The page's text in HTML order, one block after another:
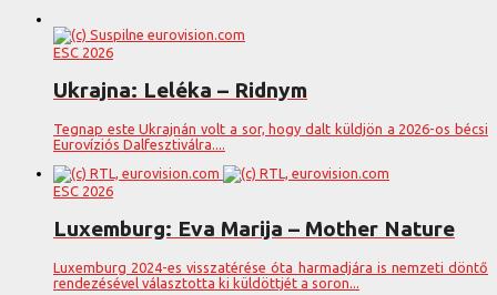
ESC 2026
Ukrajna: Leléka – Ridnym
Tegnap este Ukrajnán volt a sor, hogy dalt küldjön a 2026-os bécsi
Eurovíziós Dalfesztiválra....
ESC 2026
Luxemburg: Eva Marija – Mother Nature
Luxemburg 2024-es visszatérése óta harmadjára is nemzeti döntő
rendezésével választotta ki küldöttjét a soron...